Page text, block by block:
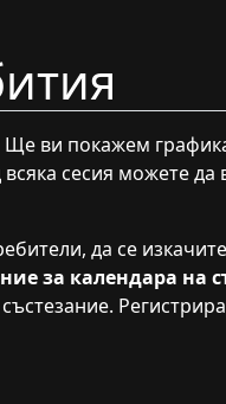
ви покажем
всяка сесия можете да
да се
за календара на